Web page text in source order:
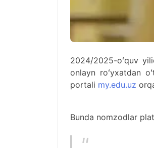
2024/2025-oʻquv
onlayn roʻyxatdan
portali my.edu.uz
Bunda nomzodlar